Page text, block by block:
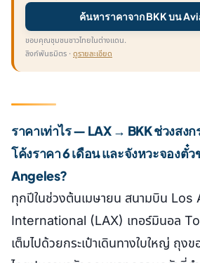
ค้นหาราคาจาก BKK บน
ขอบคุณชุมชนชาวไทยในต่างแดน.
ลิงก์พันธมิตร · ดูรายละเอียด
ราคาเท่าไร — LAX → BKK ช่วงสง
โค้งราคา 6 เดือน และจังหวะจองตั๋
Angeles?
ทุกปีในช่วงต้นเมษายน สนามบิน Los
International (LAX) เทอร์มินอล
เต็มไปด้วยกระเป๋าเดินทางใบใหญ่ ถุง